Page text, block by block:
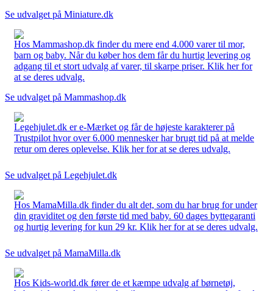
Se udvalget på Miniature.dk
Hos Mammashop.dk finder du mere end 4.000 varer til mor,
barn og baby. Når du køber hos dem får du hurtig levering og
adgang til et stort udvalg af varer, til skarpe priser. Klik her for
at se deres udvalg.
Se udvalget på Mammashop.dk
Legehjulet.dk er e-Mærket og får de højeste karakterer på
Trustpilot hvor over 6.000 mennesker har brugt tid på at melde
retur om deres oplevelse. Klik her for at se deres udvalg.
Se udvalget på Legehjulet.dk
Hos MamaMilla.dk finder du alt det, som du har brug for under
din graviditet og den første tid med baby. 60 dages byttegaranti
og hurtig levering for kun 29 kr. Klik her for at se deres udvalg.
Se udvalget på MamaMilla.dk
Hos Kids-world.dk fører de et kæmpe udvalg af børnetøj,